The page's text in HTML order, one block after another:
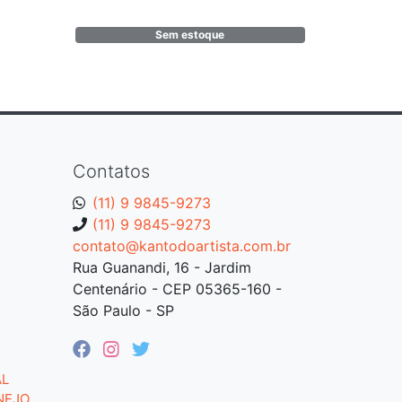
Sem estoque
Contatos
(11) 9 9845-9273
(11) 9 9845-9273
contato@kantodoartista.com.br
Rua Guanandi, 16 - Jardim
Centenário - CEP 05365-160 -
São Paulo - SP